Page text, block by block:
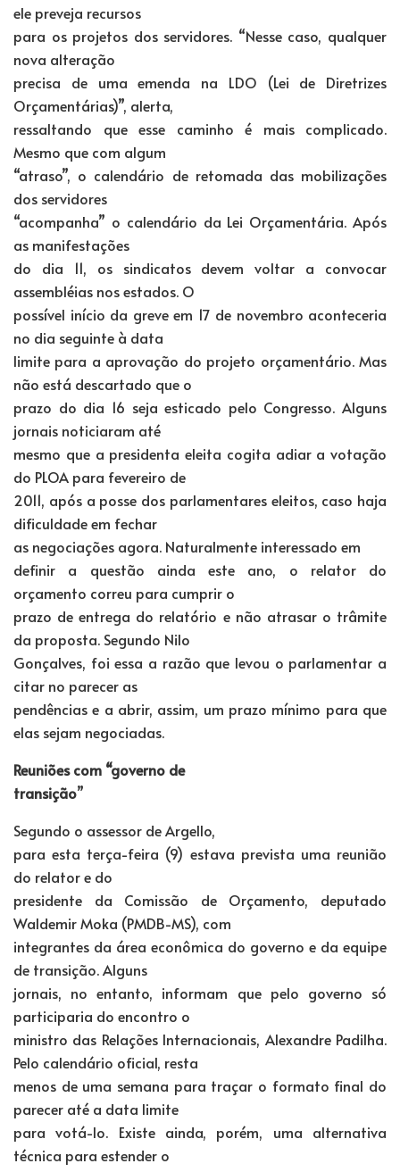
ele preveja recursos
para os projetos dos servidores. “Nesse caso, qualquer
nova alteração
precisa de uma emenda na LDO (Lei de Diretrizes
Orçamentárias)”, alerta,
ressaltando que esse caminho é mais complicado.
Mesmo que com algum
“atraso”, o calendário de retomada das mobilizações
dos servidores
“acompanha” o calendário da Lei Orçamentária. Após
as manifestações
do dia 11, os sindicatos devem voltar a convocar
assembléias nos estados. O
possível início da greve em 17 de novembro aconteceria
no dia seguinte à data
limite para a aprovação do projeto orçamentário. Mas
não está descartado que o
prazo do dia 16 seja esticado pelo Congresso. Alguns
jornais noticiaram até
mesmo que a presidenta eleita cogita adiar a votação
do PLOA para fevereiro de
2011, após a posse dos parlamentares eleitos, caso haja
dificuldade em fechar
as negociações agora. Naturalmente interessado em
definir a questão ainda este ano, o relator do
orçamento correu para cumprir o
prazo de entrega do relatório e não atrasar o trâmite
da proposta. Segundo Nilo
Gonçalves, foi essa a razão que levou o parlamentar a
citar no parecer as
pendências e a abrir, assim, um prazo mínimo para que
elas sejam negociadas.
Reuniões com “governo de
transição”
Segundo o assessor de Argello,
para esta terça-feira (9) estava prevista uma reunião
do relator e do
presidente da Comissão de Orçamento, deputado
Waldemir Moka (PMDB-MS), com
integrantes da área econômica do governo e da equipe
de transição. Alguns
jornais, no entanto, informam que pelo governo só
participaria do encontro o
ministro das Relações Internacionais, Alexandre Padilha.
Pelo calendário oficial, resta
menos de uma semana para traçar o formato final do
parecer até a data limite
para votá-lo. Existe ainda, porém, uma alternativa
técnica para estender o